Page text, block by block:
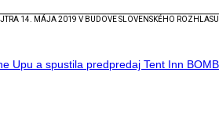
14. MÁJA 2019 V BUDOVE SLOVENSKÉHO ROZHLASU